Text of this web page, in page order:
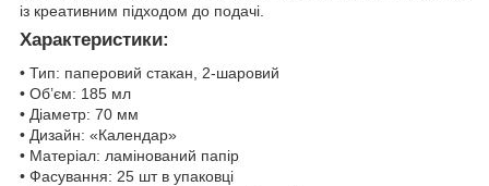
із креативним підходом до подачі.
Характеристики:
• Тип: паперовий стакан, 2-шаровий
• Об’єм: 185 мл
• Діаметр: 70 мм
• Дизайн: «Календар»
• Матеріал: ламінований папір
• Фасування: 25 шт в упаковці